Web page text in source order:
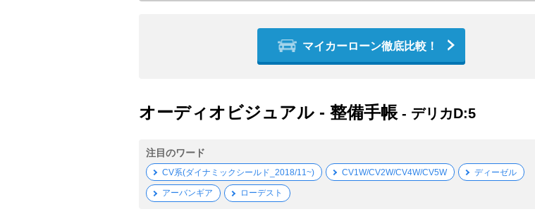
マイカーローン徹底比較！
オーディオビジュアル - 整備手帳 - デリカD:5
注目のワード
CV系(ダイナミックシールド_2018/11~) CV1W/CV2W/CV4W/CV5W ディーゼル
アーバンギア ローデスト